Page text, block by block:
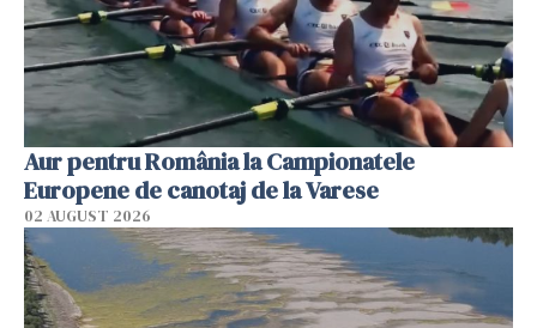
Aur pentru România la Campionatele
Europene de canotaj de la Varese
02 AUGUST 2026